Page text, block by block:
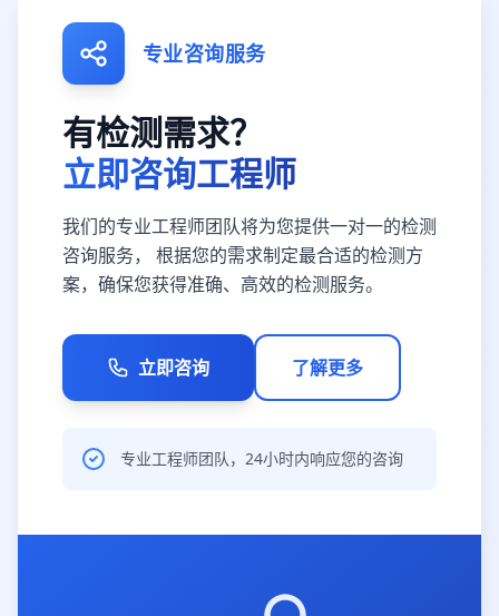
专业咨询服务
有检测需求？
立即咨询工程师
我们的专业工程师团队将为您提供一对一的检测
咨询服务， 根据您的需求制定最合适的检测方
案，确保您获得准确、高效的检测服务。
立即咨询 了解更多
专业工程师团队，24小时内响应您的咨询